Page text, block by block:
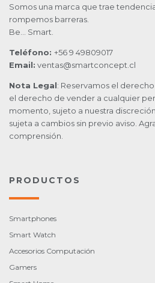
Somos una marca que trae
rompemos barreras.
Be… Smart.
Teléfono: +56 9 49809017
Email: ventas@smartconcept.cl
Nota Legal: Reservamos el
el derecho de vender a cualquier
momento, sujeto a nuestra
sujeta a cambios sin previo aviso.
comprensión.
PRODUCTOS
Smartphones
Smart Watch
Accesorios Computación
Gamers